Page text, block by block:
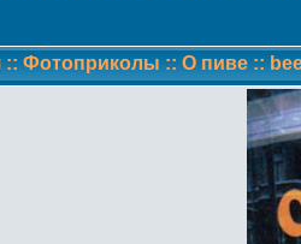
:: Фотоприколы :: О пиве ::